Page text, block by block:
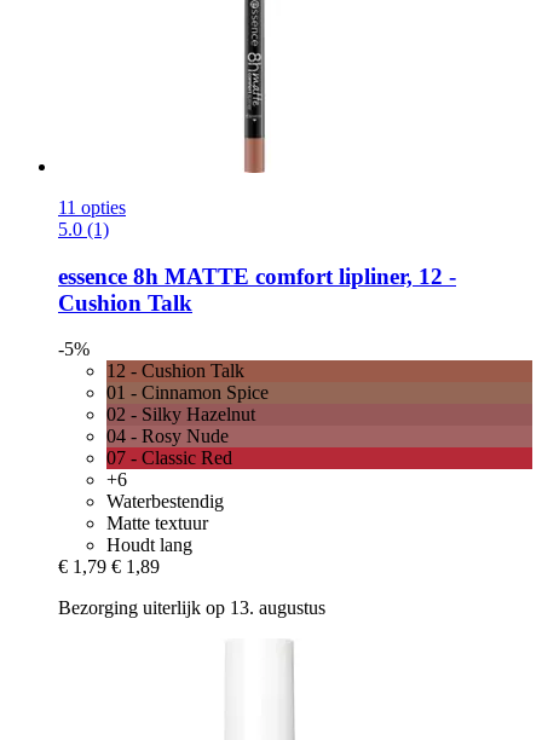
11 opties
5.0 (1)
essence 8h MATTE comfort lipliner, 12 -​
Cushion Talk
-5%
12 - Cushion Talk
01 - Cinnamon Spice
02 - Silky Hazelnut
04 - Rosy Nude
07 - Classic Red
+6
Waterbestendig
Matte textuur
Houdt lang
€ 1,79 € 1,89
Bezorging uiterlijk op 13. augustus